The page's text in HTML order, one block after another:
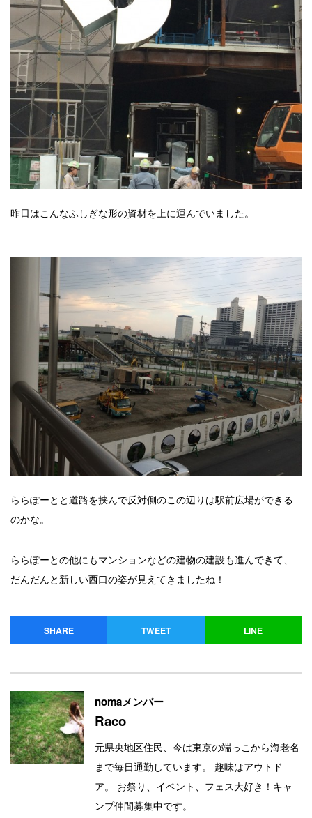
昨日はこんなふしぎな形の資材を上に運んでいました。
ららぽーとと道路を挟んで反対側のこの辺りは駅前広場ができる
のかな。
ららぽーとの他にもマンションなどの建物の建設も進んできて、
だんだんと新しい西口の姿が見えてきましたね！
SHARE TWEET LINE
nomaメンバー
Raco
元県央地区住民、今は東京の端っこから海老名
まで毎日通勤しています。 趣味はアウトド
ア。 お祭り、イベント、フェス大好き！キャ
ンプ仲間募集中です。